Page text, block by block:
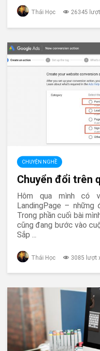
Thái Học 26345
CHUYỆN NGHỀ
Chuyển đổi trên
Hôm qua mình có
LandingPage – những
Trong phần cuối bài
cũng đang bước vào
Sắp ...
Thái Học 3085 lượt